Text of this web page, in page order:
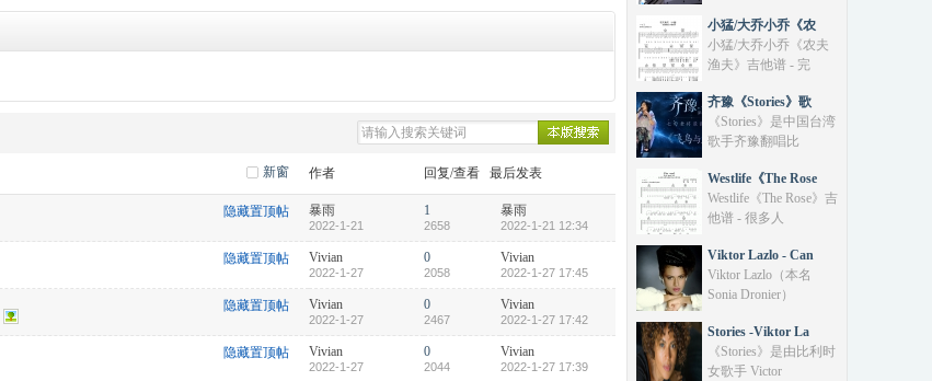
新窗 作者 回复/查看 最后发表
隐藏置顶帖 暴雨
2022-1-21
1
2658
暴雨
2022-1-21 12:34
隐藏置顶帖 Vivian
2022-1-27
0
2058
Vivian
2022-1-27 17:45
隐藏置顶帖 Vivian
2022-1-27
0
2467
Vivian
2022-1-27 17:42
隐藏置顶帖 Vivian
2022-1-27
0
2044
Vivian
2022-1-27 17:39
小猛/大乔小乔《农
小猛/大乔小乔《农夫
渔夫》吉他谱 - 完
齐豫《Stories》歌
《Stories》是中国台湾
歌手齐豫翻唱比
Westlife《The Rose
Westlife《The Rose》吉
他谱 - 很多人
Viktor Lazlo - Can
Viktor Lazlo‌（本名
Sonia Dronier）
Stories -Viktor La
《Stories》是由‌比利时
女歌手 Victor